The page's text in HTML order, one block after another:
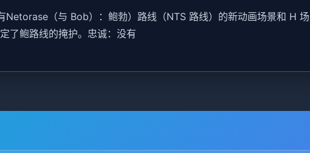
（与 Bob）：鲍勃）路线（NTS 路线）的新动画场景和 H
了鲍路线的掩护。忠诚：没有